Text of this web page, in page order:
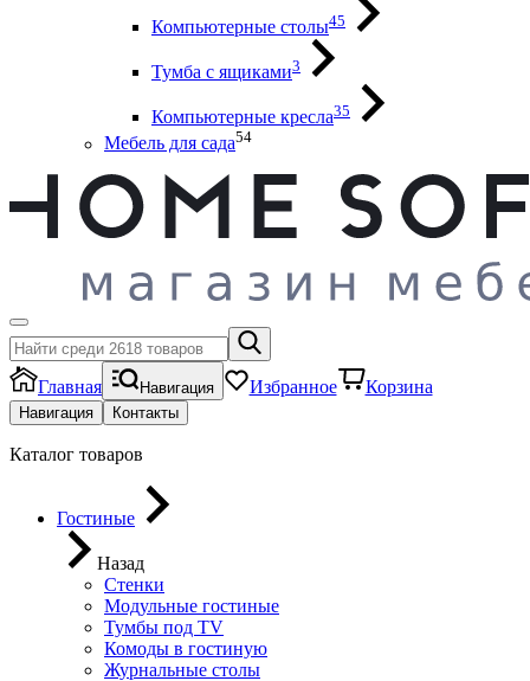
Компьютерные столы45
Тумба с ящиками3
Компьютерные кресла35
Мебель для сада54
Главная Навигация Избранное Корзина
Навигация Контакты
Каталог товаров
Гостиные
Назад
Стенки
Модульные гостиные
Тумбы под ТV
Комоды в гостиную
Журнальные столы